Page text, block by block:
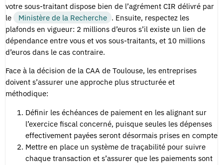
votre sous-traitant dispose bien de l’agrément CIR délivré par
le
Ministère de la Recherche . Ensuite, respectez les
plafonds en vigueur: 2 millions d’euros s’il existe un lien de
dépendance entre vous et vos sous-traitants, et 10 millions
d’euros dans le cas contraire.
Face à la décision de la CAA de Toulouse, les entreprises
doivent s’assurer une approche plus structurée et
méthodique:
Définir les échéances de paiement en les alignant sur
l’exercice fiscal concerné, puisque seules les dépenses
effectivement payées seront désormais prises en compte
Mettre en place un système de traçabilité pour suivre
chaque transaction et s’assurer que les paiements sont